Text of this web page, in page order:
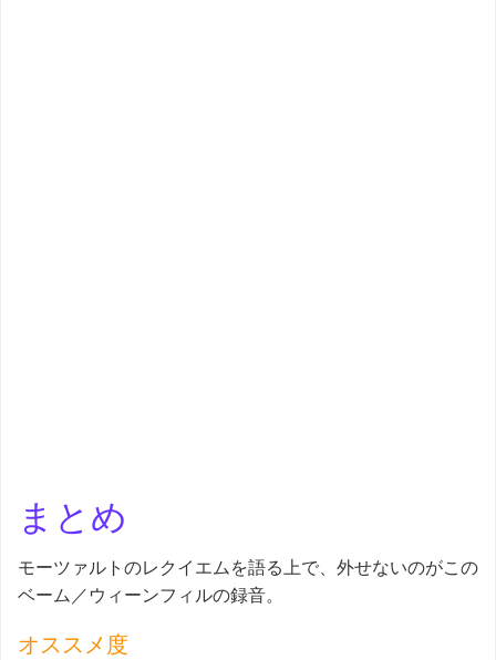
まとめ
モーツァルトのレクイエムを語る上で、外せないのがこの
ベーム／ウィーンフィルの録音。
オススメ度